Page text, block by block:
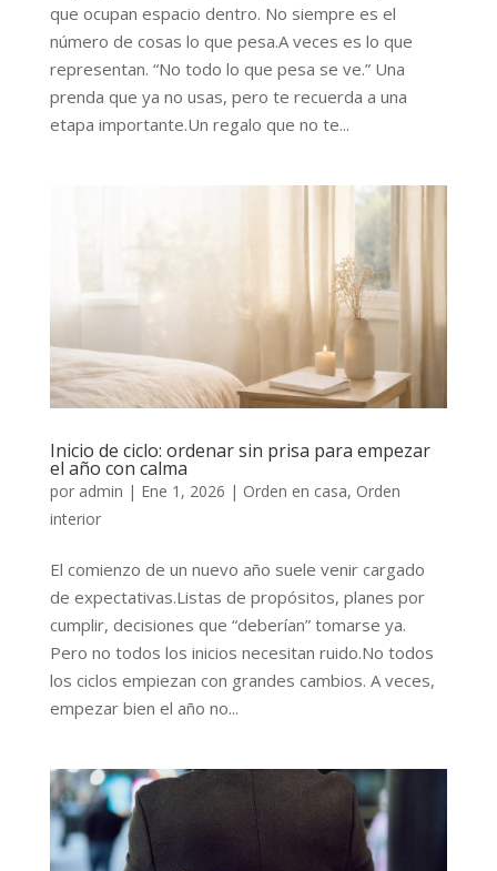
que ocupan espacio dentro. No siempre es el
número de cosas lo que pesa.A veces es lo que
representan. “No todo lo que pesa se ve.” Una
prenda que ya no usas, pero te recuerda a una
etapa importante.Un regalo que no te...
Inicio de ciclo: ordenar sin prisa para empezar
el año con calma
por admin | Ene 1, 2026 | Orden en casa, Orden
interior
El comienzo de un nuevo año suele venir cargado
de expectativas.Listas de propósitos, planes por
cumplir, decisiones que “deberían” tomarse ya.
Pero no todos los inicios necesitan ruido.No todos
los ciclos empiezan con grandes cambios. A veces,
empezar bien el año no...